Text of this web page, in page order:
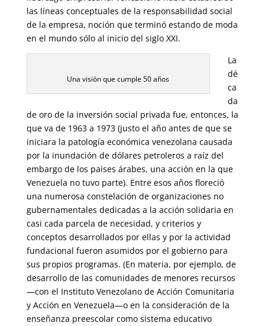
las líneas conceptuales de la responsabilidad social
de la empresa, noción que terminó estando de moda
en el mundo sólo al inicio del siglo XXI.
Una visión que cumple 50 años
La
dé
ca
da
de oro de la inversión social privada fue, entonces, la
que va de 1963 a 1973 (justo el año antes de que se
iniciara la patología económica venezolana causada
por la inundación de dólares petroleros a raíz del
embargo de los países árabes, una acción en la que
Venezuela no tuvo parte). Entre esos años floreció
una nume­rosa constelación de organizaciones no
gubernamentales dedicadas a la acción solidaria en
casi cada parcela de necesidad, y criterios y
conceptos desarrollados por ellas y por la actividad
fundacional fueron asumidos por el gobierno para
sus propios programas. (En materia, por ejemplo, de
desarrollo de las comunidades de menores recursos
—con el Instituto Venezolano de Acción Comunitaria
y Acción en Venezuela—o en la consideración de la
enseñanza preescolar como sistema educativo